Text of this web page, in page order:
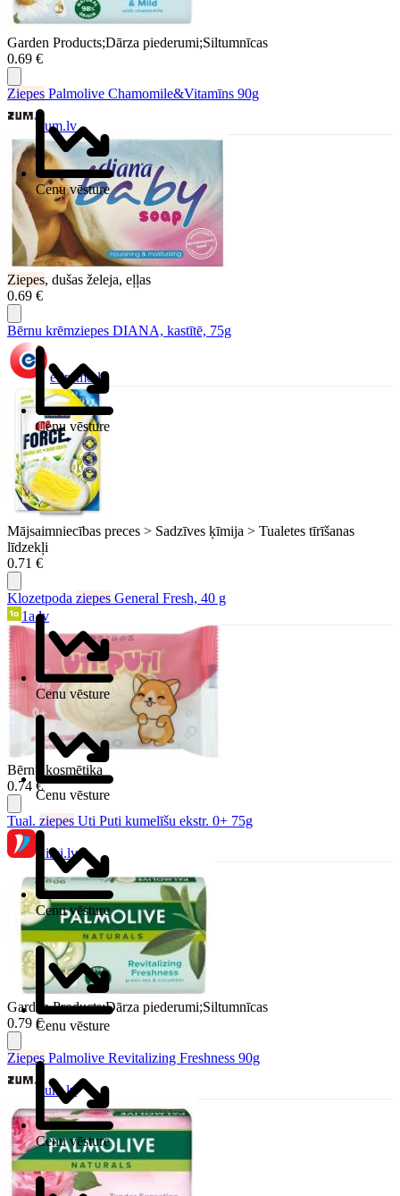
Garden Products;Dārza piederumi;Siltumnīcas
0.69 €
Cenu vēsture
Ziepes Palmolive Chamomile&Vitamīns 90g
Zum.lv
Ziepes, dušas želeja, eļļas
0.69 €
Cenu vēsture
Bērnu krēmziepes DIANA, kastītē, 75g
ePromo.lv
Mājsaimniecības preces > Sadzīves ķīmija > Tualetes tīrīšanas
līdzekļi
0.71 €
Cenu vēsture
Klozetpoda ziepes General Fresh, 40 g
1a.lv
Bērnu kosmētika
0.74 €
Cenu vēsture
Tual. ziepes Uti Puti kumelīšu ekstr. 0+ 75g
Rimi.lv
Garden Products;Dārza piederumi;Siltumnīcas
0.79 €
Cenu vēsture
Ziepes Palmolive Revitalizing Freshness 90g
Zum.lv
Cenu vēsture
Cenu vēsture